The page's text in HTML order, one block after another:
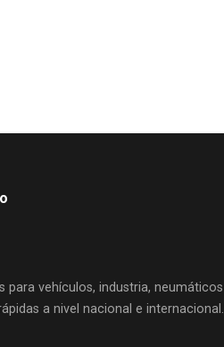
para vehículos, industria, neumáticos
a nivel nacional e internacional.